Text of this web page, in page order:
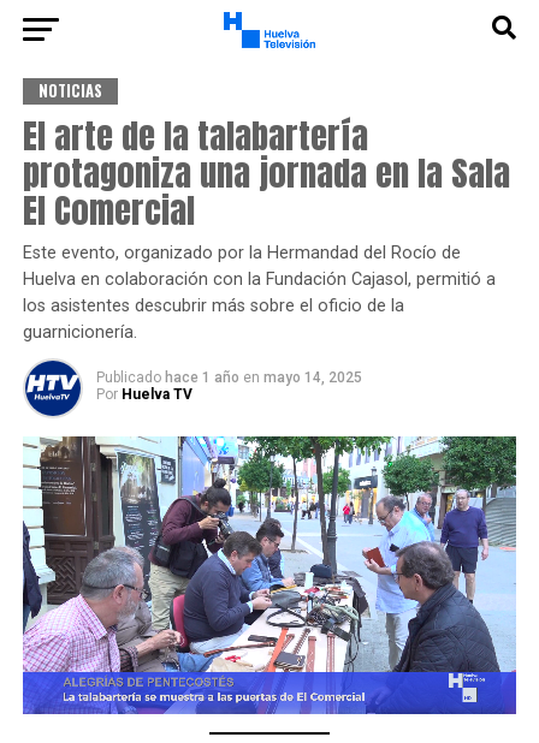
NOTICIAS
El arte de la talabartería
protagoniza una jornada en la Sala
El Comercial
Este evento, organizado por la Hermandad del Rocío de
Huelva en colaboración con la Fundación Cajasol, permitió a
los asistentes descubrir más sobre el oficio de la
guarnicionería.
Publicado hace 1 año en mayo 14, 2025
Por Huelva TV